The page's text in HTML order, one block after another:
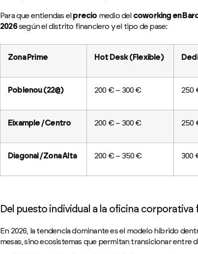
Para que entiendas el precio medio del coworking en
2026según el distrito financiero y el tipo de pase:
Zona Prime Hot Desk (Flexible)
Poblenou (22@) 200 € – 300 € 250
Eixample / Centro 200 € – 300 € 250
Diagonal / Zona Alta 200 € – 350 € 300
Del puesto individual a la oficina corporativa
En 2026, la tendencia dominante es el modelo híbrido
mesas, sino ecosistemas que permitan transicionar entre